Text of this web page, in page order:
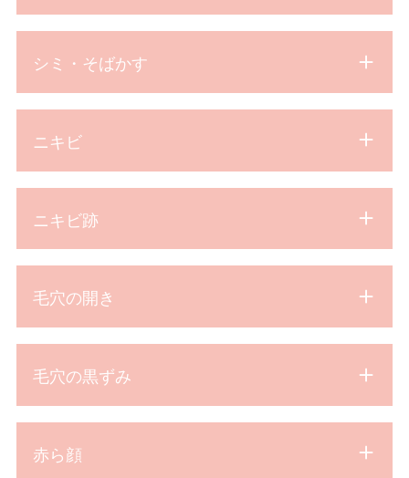
シミ・そばかす
ニキビ
ニキビ跡
毛穴の開き
毛穴の黒ずみ
赤ら顔